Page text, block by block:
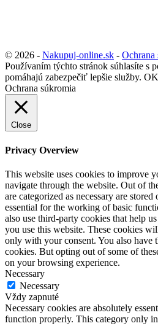
© 2026 - Nakupuj-online.sk - Ochrana
Používaním týchto stránok súhlasíte s
pomáhajú zabezpečiť lepšie služby. OK
Ochrana súkromia
Close
Privacy Overview
This website uses cookies to improve
navigate through the website. Out of
are categorized as necessary are
essential for the working of basic
also use third-party cookies that help
you use this website. These cookies
only with your consent. You also have
cookies. But opting out of some of
on your browsing experience.
Necessary
Necessary
Vždy zapnuté
Necessary cookies are absolutely
function properly. This category only